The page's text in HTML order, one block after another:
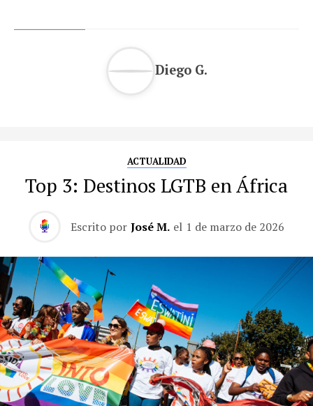
Diego G.
ACTUALIDAD
Top 3: Destinos LGTB en África
Escrito por José M. el 1 de marzo de 2026